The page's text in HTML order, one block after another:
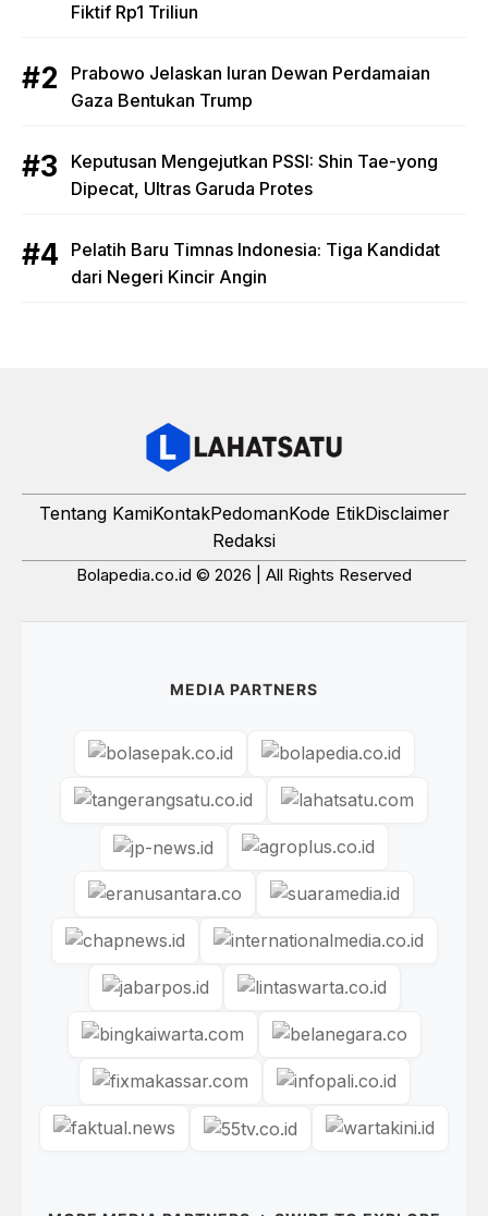
Fiktif Rp1 Triliun
Prabowo Jelaskan Iuran Dewan Perdamaian
Gaza Bentukan Trump
Keputusan Mengejutkan PSSI: Shin Tae-yong
Dipecat, Ultras Garuda Protes
Pelatih Baru Timnas Indonesia: Tiga Kandidat
dari Negeri Kincir Angin
Tentang KamiKontakPedomanKode EtikDisclaimer
Redaksi
Bolapedia.co.id © 2026 | All Rights Reserved
MEDIA PARTNERS